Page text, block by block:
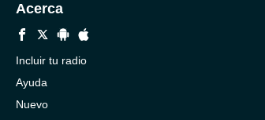
Acerca
Incluir tu radio
Ayuda
Nuevo